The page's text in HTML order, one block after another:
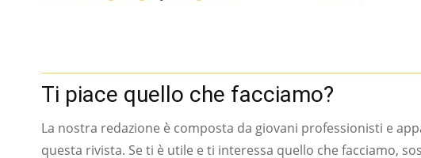
Ti piace quello che facciamo?
La nostra redazione è composta da giovani professionisti e
questa rivista. Se ti è utile e ti interessa quello che facciamo,